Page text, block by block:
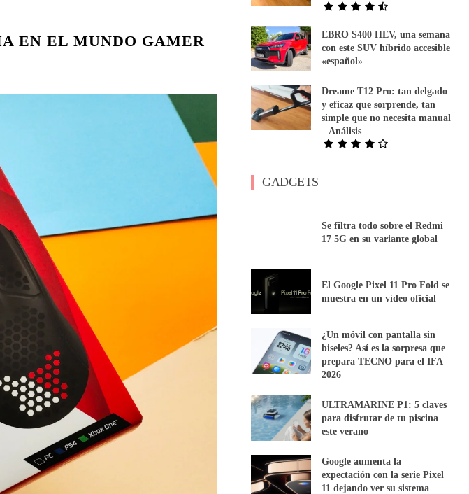
EN EL MUNDO GAMER
EBRO S400 HEV, una semana
con este SUV híbrido accesible
«español»
Dreame T12 Pro: tan delgado
y eficaz que sorprende, tan
simple que no necesita manual
– Análisis
GADGETS
Se filtra todo sobre el Redmi
17 5G en su variante global
El Google Pixel 11 Pro Fold se
muestra en un vídeo oficial
¿Un móvil con pantalla sin
biseles? Así es la sorpresa que
prepara TECNO para el IFA
2026
ULTRAMARINE P1: 5 claves
para disfrutar de tu piscina
este verano
Google aumenta la
expectación con la serie Pixel
11 dejando ver su sistema